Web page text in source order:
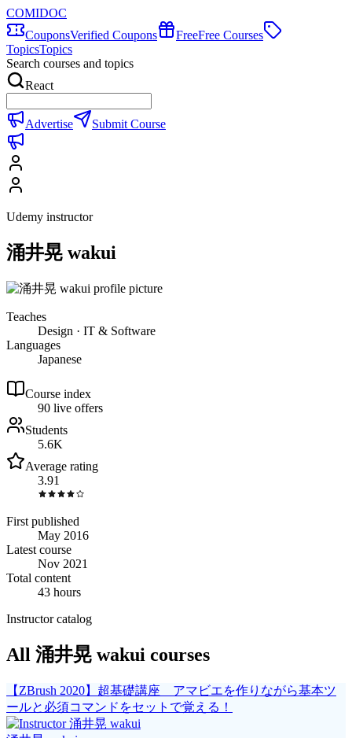
COMIDOC
CouponsVerified Coupons FreeFree Courses
TopicsTopics
Search courses and topics
React
Advertise Submit Course
Udemy instructor
涌井晃 wakui
Teaches
Design · IT & Software
Languages
Japanese
Course index
90 live offers
Students
5.6K
Average rating
3.91
First published
May 2016
Latest course
Nov 2021
Total content
43 hours
Instructor catalog
All 涌井晃 wakui courses
【ZBrush 2020】超基礎講座 アマビエを作りながら基本ツ
ールと必須コマンドをセットで覚える！